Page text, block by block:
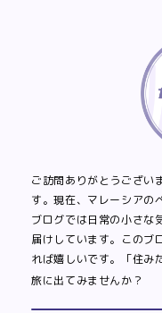
ご訪問ありがとうござい
す。現在、マレーシアの
ブログでは日常の小さな
届けしています。このブ
れば嬉しいです。「住み
旅に出てみませんか？